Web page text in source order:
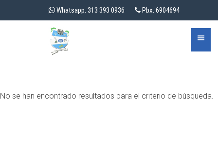
Whatsapp: 313 393 0936 Pbx: 6904694
No se han encontrado resultados para el criterio de búsqueda.